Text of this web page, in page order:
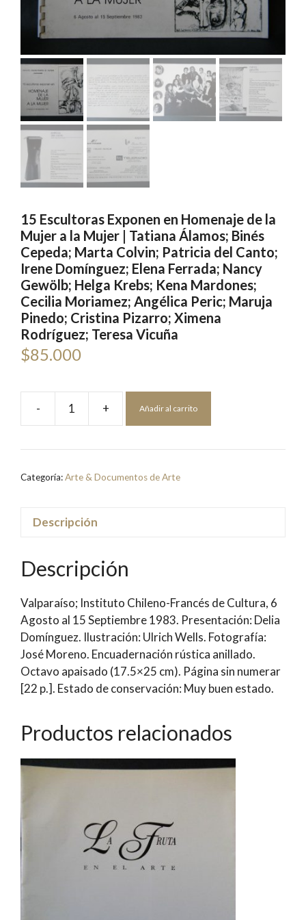
15 Escultoras Exponen en Homenaje de la
Mujer a la Mujer | Tatiana Álamos; Binés
Cepeda; Marta Colvin; Patricia del Canto;
Irene Domínguez; Elena Ferrada; Nancy
Gewölb; Helga Krebs; Kena Mardones;
Cecilia Moriamez; Angélica Peric; Maruja
Pinedo; Cristina Pizarro; Ximena
Rodríguez; Teresa Vicuña
$85.000
-
Exponen
Homenaje
la
|
Tatiana
Álamos;
Binés
Cepeda;
Marta
Patricia
del
Canto;
Ferrada;
Nancy
Gewölb;
+ Añadir al carrito
Categoría:Arte & Documentos de Arte
Descripción
Descripción
Valparaíso; Instituto Chileno-Francés de Cultura, 6
Agosto al 15 Septiembre 1983. Presentación: Delia
Domínguez. Ilustración: Ulrich Wells. Fotografía:
José Moreno. Encuadernación rústica anillado.
Octavo apaisado (17.5×25 cm). Página sin numerar
[22 p.]. Estado de conservación: Muy buen estado.
Productos relacionados